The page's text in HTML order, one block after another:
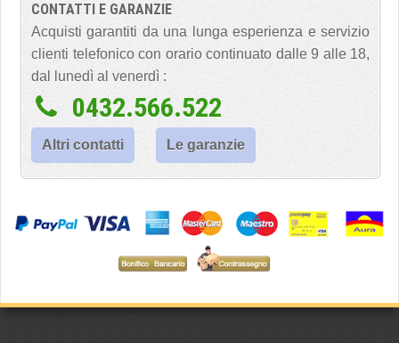
CONTATTI E GARANZIE
Acquisti garantiti da una lunga esperienza e servizio
clienti telefonico con orario continuato dalle 9 alle 18,
dal lunedì al venerdì :
0432.566.522
Altri contatti Le garanzie